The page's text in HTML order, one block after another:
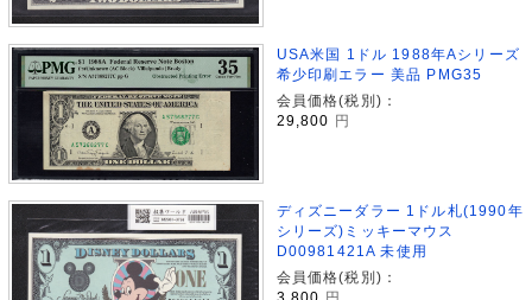
USA米国 1ドル 1988年Aシリーズ
希少印刷エラー 美品 PMG35
会員価格(税別)：
29,800
円
ディズニーダラー 1ドル札(1990年
シリーズ)ミッキーマウス
D00981421A 未使用
会員価格(税別)：
3,800 円